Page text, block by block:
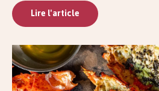
Lire l'article